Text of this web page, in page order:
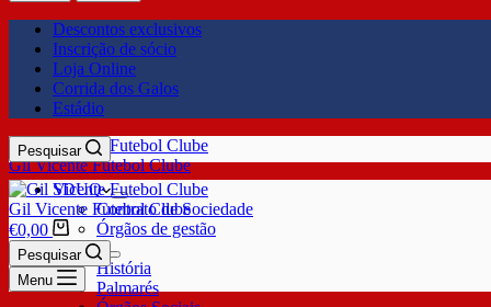
Descontos exclusivos
Inscrição de sócio
Loja Online
Corrida dos Galos
Estádio
Gil Vicente Futebol Clube
Pesquisar
SDUQ
Contrato de Sociedade
Órgãos de gestão
Clube
História
Palmarés
Gil Vicente Futebol Clube
€0,00
Pesquisar
Menu